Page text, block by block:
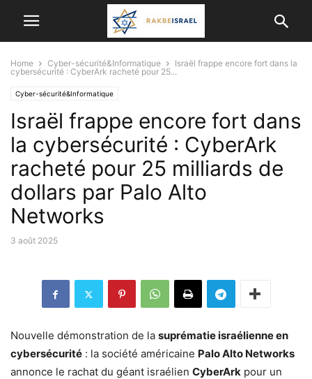
Home Cyber-sécurité&Informatique
Israël frappe encore fort dans la
cybersécurité : CyberArk racheté pour 25...
Cyber-sécurité&Informatique
Israël frappe encore fort dans
la cybersécurité : CyberArk
racheté pour 25 milliards de
dollars par Palo Alto
Networks
3 août 2025
Nouvelle démonstration de la suprématie israélienne en
cybersécurité : la société américaine Palo Alto Networks
annonce le rachat du géant israélien CyberArk pour un